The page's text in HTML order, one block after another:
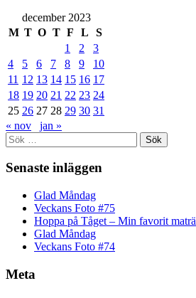
december 2023
M T O T F L
S
1
2
3
4
5 6 7 8 9
10
11 12 13 14 15 16 17
18 19 20 21 22 23 24
25 26 27 28 29 30 31
« nov
jan »
Sök
efter:
Senaste inläggen
Glad Måndag
Veckans Foto #75
Hoppa på Tåget – Min favorit
Glad Måndag
Veckans Foto #74
Meta